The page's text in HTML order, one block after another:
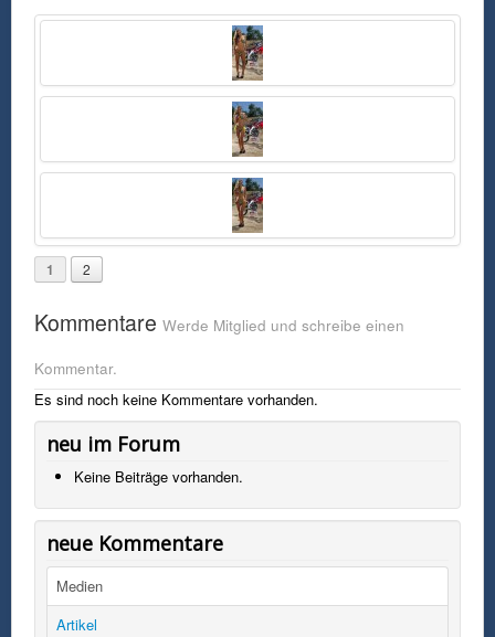
Foto:Motocross Transworld
Freitag, 06. Mai 2016 18:27 Uhr
Foto vom Model Sydney Maler vom Fotoshoot 2013 mit Honda
CRF250R
1 2
Kommentare Werde Mitglied und schreibe einen
Kommentar.
Es sind noch keine Kommentare vorhanden.
neu im Forum
Keine Beiträge vorhanden.
neue Kommentare
Medien
Artikel